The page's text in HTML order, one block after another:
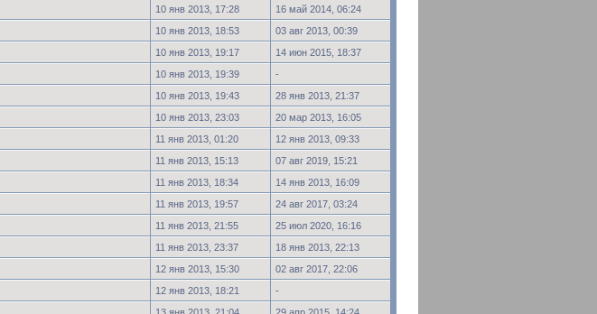
10 янв 2013, 17:28
16 май 2014, 06:24
10 янв 2013, 18:53
03 авг 2013, 00:39
10 янв 2013, 19:17
14 июн 2015, 18:37
10 янв 2013, 19:39
-
10 янв 2013, 19:43
28 янв 2013, 21:37
10 янв 2013, 23:03
20 мар 2013, 16:05
11 янв 2013, 01:20
12 янв 2013, 09:33
11 янв 2013, 15:13
07 авг 2019, 15:21
11 янв 2013, 18:34
14 янв 2013, 16:09
11 янв 2013, 19:57
24 авг 2017, 03:24
11 янв 2013, 21:55
25 июл 2020, 16:16
11 янв 2013, 23:37
18 янв 2013, 22:13
12 янв 2013, 15:30
02 авг 2017, 22:06
12 янв 2013, 18:21
-